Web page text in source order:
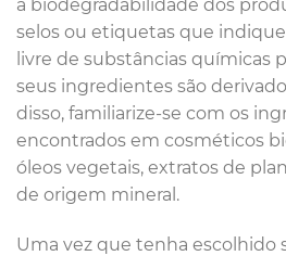
a biodegradabilidade dos
selos ou etiquetas que
livre de substâncias químicas
seus ingredientes são
disso, familiarize-se com os
encontrados em cosméticos
óleos vegetais, extratos de
de origem mineral.
Uma vez que tenha escolhido